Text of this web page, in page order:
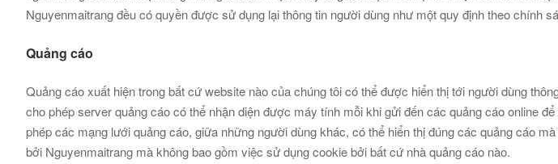
Nguyenmaitrang đều có quyền được sử dụng lại thông tin người dùng như một quy định theo chính
Quảng cáo
Quảng cáo xuất hiện trong bất cứ website nào của chúng tôi có thể được hiển thị tới người dùng
cho phép server quảng cáo có thể nhận diện được máy tính mỗi khi gửi đến các quảng cáo online
phép các mạng lưới quảng cáo, giữa những người dùng khác, có thể hiển thị đúng các quảng cáo
bởi Nguyenmaitrang mà không bao gồm việc sử dụng cookie bởi bất cứ nhà quảng cáo nào.